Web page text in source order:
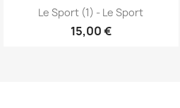
Anteprima
Le Sport (1) - Le Sport
15,00 €